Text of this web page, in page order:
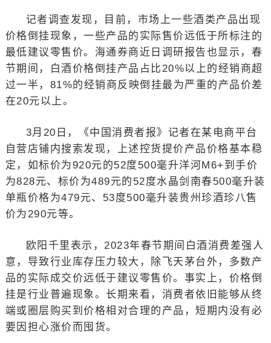
记者调查发现，目前，市场上一些酒类产品出现
价格倒挂现象，一些产品的实际售价远低于所标注的
最低建议零售价。海通券商近日调研报告也显示，春
节期间，白酒价格倒挂产品占比20%以上的经销商超
过一半，81%的经销商反映倒挂最为严重的产品价差
在20元以上。
3月20日，《中国消费者报》记者在某电商平台
自营店铺内搜索发现，上述控货提价产品价格基本稳
定，如标价为920元的52度500毫升洋河M6+到手价
为828元、标价为489元的52度水晶剑南春500毫升装
单瓶价格为479元、53度500毫升装贵州珍酒珍八售
价为290元等。
欧阳千里表示，2023年春节期间白酒消费差强人
意，导致行业库存压力较大，除飞天茅台外，多数产
品的实际成交价远低于建议零售价。事实上，价格倒
挂是行业普遍现象。长期来看，消费者依旧能够从终
端或圈层购买到价格相对合理的产品，短期内没有必
要因担心涨价而囤货。